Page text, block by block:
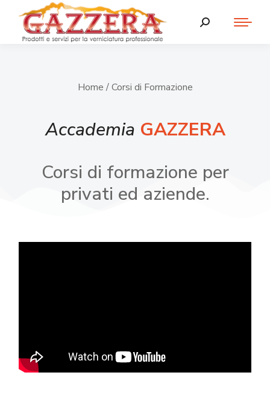
Home / Corsi di Formazione
Accademia GAZZERA
Corsi di formazione per
privati ed aziende.